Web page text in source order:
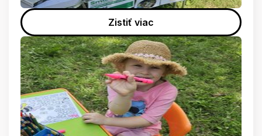
Zistiť viac